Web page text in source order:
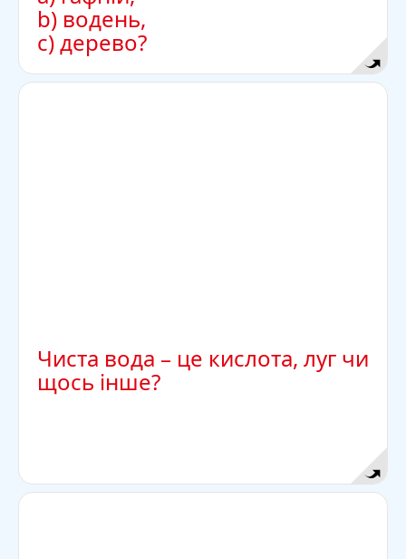
b) водень,
c) дерево?
Чиста вода – це кислота, луг чи
щось інше?